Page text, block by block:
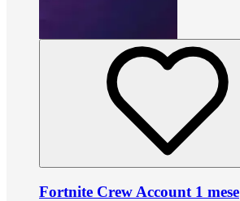
Fortnite Crew Account 1 mese